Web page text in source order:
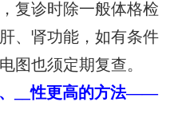
复诊时除一般体格检
、肾功能，如有条件
图也须定期复查。
__性更高的方法——